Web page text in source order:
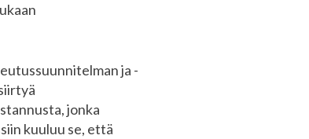
ja -
jonka
kuuluu se, että